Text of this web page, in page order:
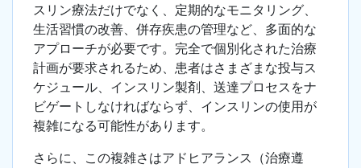
スリン療法だけでなく、定期的なモニタリング、
生活習慣の改善、併存疾患の管理など、多面的な
アプローチが必要です。完全で個別化された治療
計画が要求されるため、患者はさまざまな投与ス
ケジュール、インスリン製剤、送達プロセスをナ
ビゲートしなければならず、インスリンの使用が
複雑になる可能性があります。
さらに、この複雑さはアドヒアランス（治療遵